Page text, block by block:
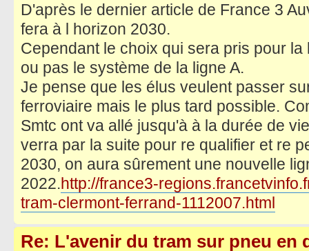
D'après le dernier article de France 3
fera à l horizon 2030.
Cependant le choix qui sera pris pour
ou pas le système de la ligne A.
Je pense que les élus veulent passer
ferroviaire mais le plus tard possible.
Smtc ont va allé jusqu'à à la durée de
verra par la suite pour re qualifier et re
2030, on aura sûrement une nouvelle
2022.http://france3-
tram-clermont-ferrand-1112007.html
Re: L'avenir du tram sur pneu en